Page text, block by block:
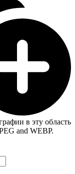
в эту область
and WEBP.